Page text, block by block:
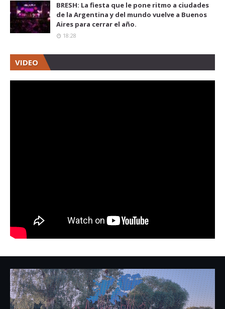
BRESH: La fiesta que le pone ritmo a ciudades
de la Argentina y del mundo vuelve a Buenos
Aires para cerrar el año.
18:28
VIDEO